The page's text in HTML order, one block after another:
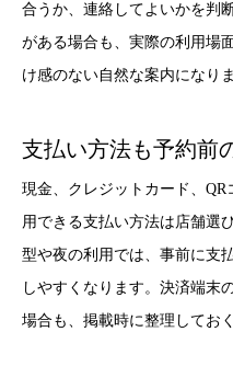
合うか、連絡してよいかを判
がある場合も、実際の利用場
け感のない自然な案内になりま
支払い方法も予約前
現金、クレジットカード、QR
用できる支払い方法は店舗選
型や夜の利用では、事前に支
しやすくなります。決済端末
場合も、掲載時に整理してお